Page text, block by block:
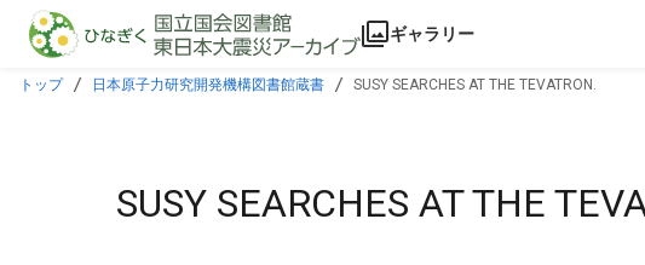
本文に飛ぶ
ギャラリー
トップ 日本原子力研究開発機構図書館蔵書 SUSY SEARCHES AT THE TEVATRON.
SUSY SEARCHES AT THE